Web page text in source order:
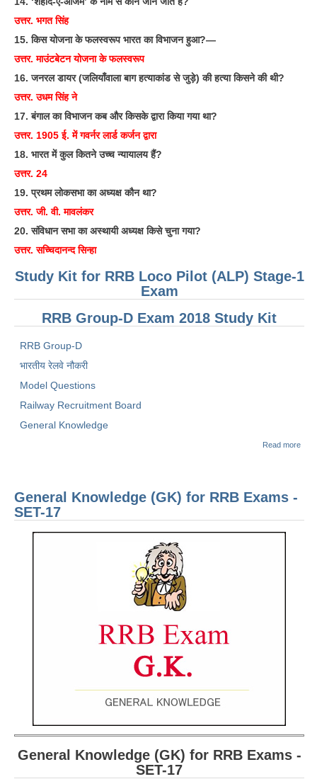
उत्तर. भगत सिंह
15. किस योजना के फलस्वरूप भारत का विभाजन हुआ?—
उत्तर. माउंटबेटन योजना के फलस्वरूप
16. जनरल डायर (जलियाँवाला बाग हत्याकांड से जुड़े) की हत्या किसने की थी?
उत्तर. उधम सिंह ने
17. बंगाल का विभाजन कब और किसके द्वारा किया गया था?
उत्तर. 1905 ई. में गवर्नर लार्ड कर्जन द्वारा
18. भारत में कुल कितने उच्च न्यायालय हैं?
उत्तर. 24
19. प्रथम लोकसभा का अध्यक्ष कौन था?
उत्तर. जी. वी. मावलंकर
20. संविधान सभा का अस्थायी अध्यक्ष किसे चुना गया?
उत्तर. सच्चिदानन्द सिन्हा
Study Kit for RRB Loco Pilot (ALP) Stage-1
Exam
RRB Group-D Exam 2018 Study Kit
RRB Group-D
भारतीय रेलवे नौकरी
Model Questions
Railway Recruitment Board
General Knowledge
Read more
General Knowledge (GK) for RRB Exams -
SET-17
General Knowledge (GK) for RRB Exams -
SET-17